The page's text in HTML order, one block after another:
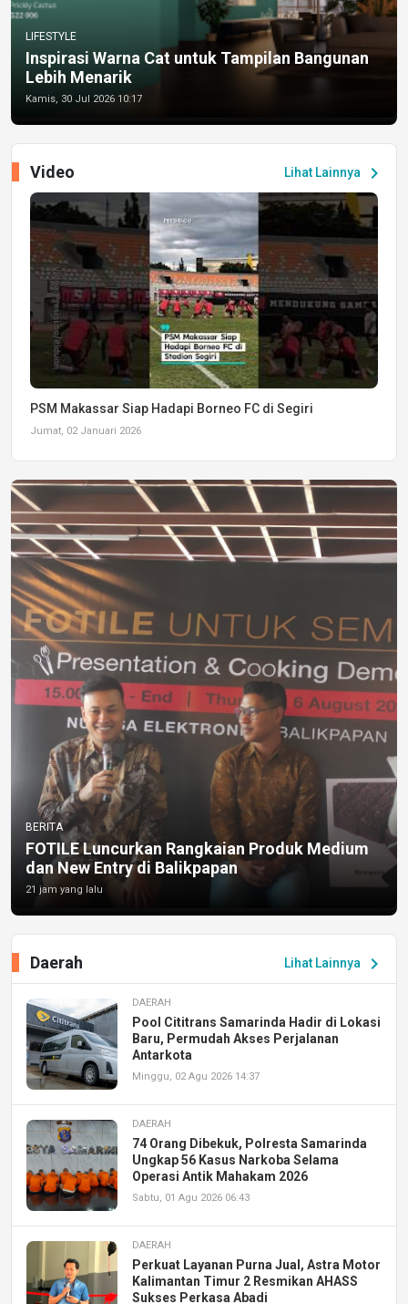
LIFESTYLE
Inspirasi Warna Cat untuk Tampilan Bangunan
Lebih Menarik
Kamis, 30 Jul 2026 10:17
Lihat Lainnya chevron_right
Video
PSM Makassar Siap Hadapi Borneo FC di Segiri
Jumat, 02 Januari 2026
BERITA
FOTILE Luncurkan Rangkaian Produk Medium
dan New Entry di Balikpapan
21 jam yang lalu
Lihat Lainnya chevron_right
Daerah
DAERAH
Pool Cititrans Samarinda Hadir di Lokasi
Baru, Permudah Akses Perjalanan
Antarkota
Minggu, 02 Agu 2026 14:37
DAERAH
74 Orang Dibekuk, Polresta Samarinda
Ungkap 56 Kasus Narkoba Selama
Operasi Antik Mahakam 2026
Sabtu, 01 Agu 2026 06:43
DAERAH
Perkuat Layanan Purna Jual, Astra Motor
Kalimantan Timur 2 Resmikan AHASS
Sukses Perkasa Abadi